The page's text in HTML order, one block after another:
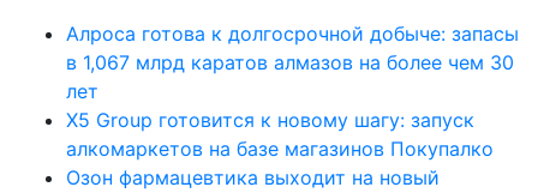
Алроса готова к долгосрочной добыче: запасы
в 1,067 млрд каратов алмазов на более чем 30
лет
X5 Group готовится к новому шагу: запуск
алкомаркетов на базе магазинов Покупалко
Озон фармацевтика выходит на новый